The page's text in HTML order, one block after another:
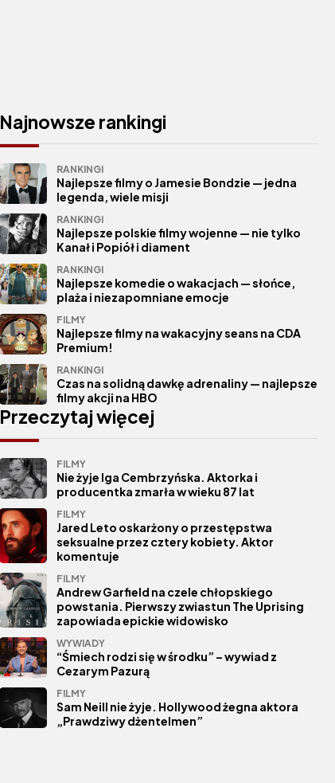
Najnowsze rankingi
RANKINGI
Najlepsze filmy o Jamesie Bondzie — jedna
legenda, wiele misji
RANKINGI
Najlepsze polskie filmy wojenne — nie tylko
Kanał i Popiół i diament
RANKINGI
Najlepsze komedie o wakacjach — słońce,
plaża i niezapomniane emocje
FILMY
Najlepsze filmy na wakacyjny seans na CDA
Premium!
RANKINGI
Czas na solidną dawkę adrenaliny — najlepsze
filmy akcji na HBO
Przeczytaj więcej
FILMY
Nie żyje Iga Cembrzyńska. Aktorka i
producentka zmarła w wieku 87 lat
FILMY
Jared Leto oskarżony o przestępstwa
seksualne przez cztery kobiety. Aktor
komentuje
FILMY
Andrew Garfield na czele chłopskiego
powstania. Pierwszy zwiastun The Uprising
zapowiada epickie widowisko
WYWIADY
“Śmiech rodzi się w środku” – wywiad z
Cezarym Pazurą
FILMY
Sam Neill nie żyje. Hollywood żegna aktora
„Prawdziwy dżentelmen”